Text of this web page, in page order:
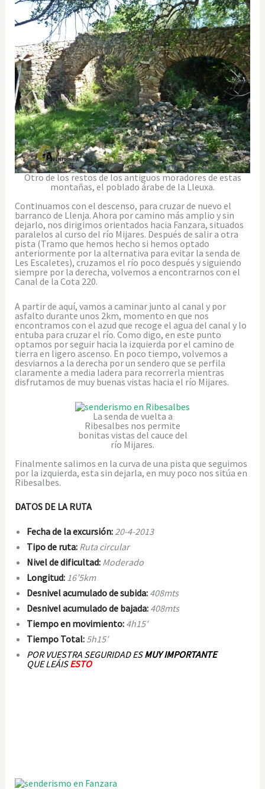
Otro de los restos de los antiguos moradores de estas
montañas, el poblado árabe de la Lleuxa.
Continuamos con el descenso, para cruzar de nuevo el
barranco de Llenja. Ahora por camino más amplio y sin
dejarlo, nos dirigimos orientados hacia Fanzara, situados
paralelos al curso del río Mijares. Después de salir a otra
pista (Tramo que hemos hecho si hemos optado
anteriormente por la alternativa para evitar la senda de
Les Escaletes), cruzamos el río poco después y siguiendo
siempre por la derecha, volvemos a encontrarnos con el
Canal de la Cota 220.
A partir de aquí, vamos a caminar junto al canal y por
asfalto durante unos 2km, momento en que nos
encontramos con el azud que recoge el agua del canal y lo
entuba para cruzar el río. Como digo, en este punto
optamos por seguir hacia la izquierda por el camino de
tierra en ligero ascenso. En poco tiempo, volvemos a
desviarnos a la derecha por un sendero que se perfila
claramente a media ladera para recorrerla mientras
disfrutamos de muy buenas vistas hacia el río Mijares.
La senda de vuelta a
Ribesalbes nos permite
bonitas vistas del cauce del
río Mijares.
Finalmente salimos en la curva de una pista que seguimos
por la izquierda, esta sin dejarla, en muy poco nos sitúa en
Ribesalbes.
DATOS DE LA RUTA
Fecha de la excursión: 20-4-2013
Tipo de ruta: Ruta circular
Nivel de dificultad: Moderado
Longitud: 16’5km
Desnivel acumulado de subida: 408mts
Desnivel acumulado de bajada: 408mts
Tiempo en movimiento: 4h15′
Tiempo Total: 5h15′
POR VUESTRA SEGURIDAD ESMUY IMPORTANTE
QUELEÁISESTO